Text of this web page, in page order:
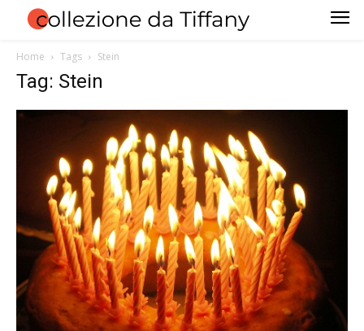
Home Tags Stein
Tag: Stein